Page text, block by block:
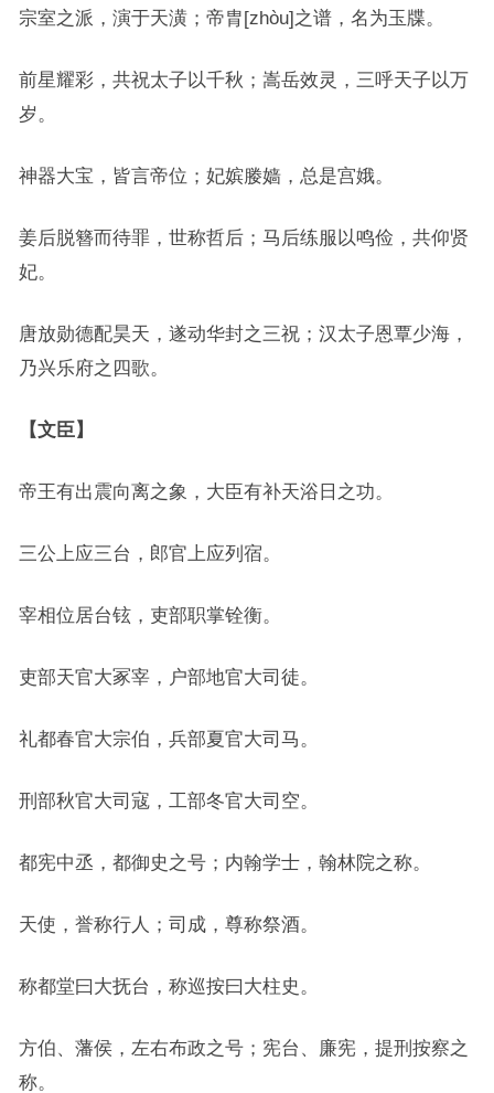
宗室之派，演于天潢；帝胄[zhòu]之谱，名为玉牒。
前星耀彩，共祝太子以千秋；嵩岳效灵，三呼天子以万
岁。
神器大宝，皆言帝位；妃嫔媵嫱，总是宫娥。
姜后脱簪而待罪，世称哲后；马后练服以鸣俭，共仰贤
妃。
唐放勋德配昊天，遂动华封之三祝；汉太子恩覃少海，
乃兴乐府之四歌。
【文臣】
帝王有出震向离之象，大臣有补天浴日之功。
三公上应三台，郎官上应列宿。
宰相位居台铉，吏部职掌铨衡。
吏部天官大冢宰，户部地官大司徒。
礼都春官大宗伯，兵部夏官大司马。
刑部秋官大司寇，工部冬官大司空。
都宪中丞，都御史之号；内翰学士，翰林院之称。
天使，誉称行人；司成，尊称祭酒。
称都堂曰大抚台，称巡按曰大柱史。
方伯、藩侯，左右布政之号；宪台、廉宪，提刑按察之
称。